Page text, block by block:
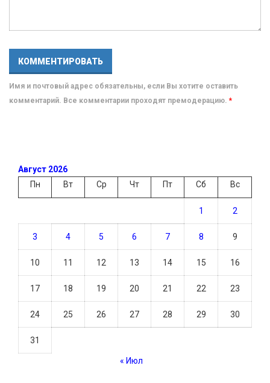
Имя и почтовый адрес обязательны, если Вы хотите оставить
комментарий. Все комментарии проходят премодерацию. *
Август 2026
Пн
Вт Ср Чт Пт Сб Вс
1 2
3 4 5 6 7 8 9
10 11 12 13 14 15 16
17 18 19 20 21 22 23
24 25 26 27 28 29 30
31
« Июл